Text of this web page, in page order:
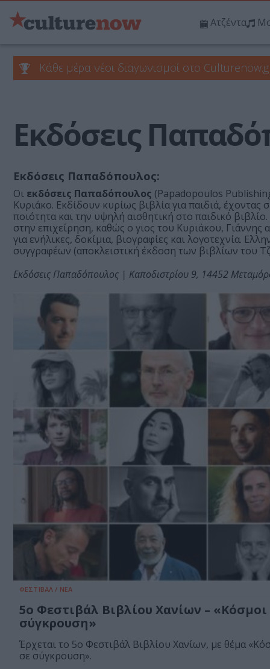
Ατζέντα
Κάθε μέρα νέοι διαγωνισμοί στο
Εκδόσεις
Εκδόσεις Παπαδόπουλος:
Οι εκδόσεις Παπαδόπουλος (Papadopoulos
Κυριάκο. Εκδίδουν κυρίως βιβλία για παιδιά,
ποιότητα και την υψηλή αισθητική στο παιδικό
στην επιχείρηση, καθώς ο γιος του Κυριάκου, Γιάννης
για ενήλικες, δοκίμια, βιογραφίες και λογοτεχνία.
συγγραφέων (αποκλειστική έκδοση των βιβλίων του
Εκδόσεις Παπαδόπουλος | Καποδιστρίου 9, 14452
ΦΕΣΤΙΒΑΛ / ΝΕΑ
5ο Φεστιβάλ Βιβλίου Χανίων – «Κόσμοι
σύγκρουση»
Έρχεται το 5ο Φεστιβάλ Βιβλίου Χανίων, με θέμα
σε σύγκρουση».